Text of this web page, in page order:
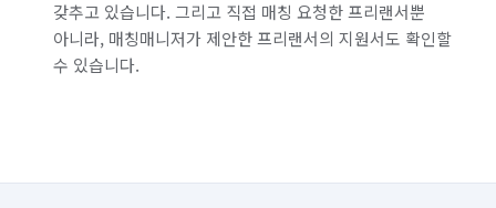
갖추고 있습니다. 그리고 직접 매칭 요청한 프리랜서뿐
아니라, 매칭매니저가 제안한 프리랜서의 지원서도 확인할
수 있습니다.